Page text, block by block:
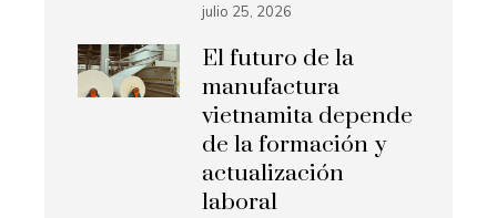
julio 25, 2026
El futuro de la
manufactura
vietnamita depende
de la formación y
actualización
laboral